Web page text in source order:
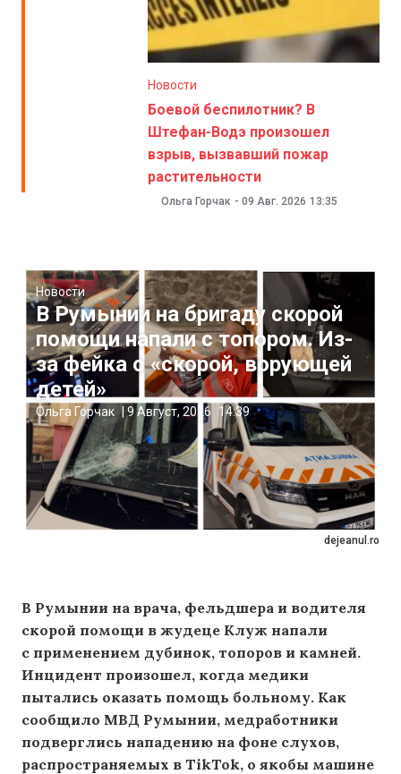
Новости
Боевой беспилотник? В
Штефан-Водэ произошел
взрыв, вызвавший пожар
растительности
Ольга Горчак - 09 Авг. 2026 13:35
dejeanul.ro
Новости
В Румынии на бригаду скорой
помощи напали с топором. Из-
за фейка о «скорой, ворующей
детей»
Ольга Горчак 9 Август, 2026 14:39
В Румынии на врача, фельдшера и водителя
скорой помощи в жудеце Клуж напали
с применением дубинок, топоров и камней.
Инцидент произошел, когда медики
пытались оказать помощь больному. Как
сообщило МВД Румынии, медработники
подверглись нападению на фоне слухов,
распространяемых в TikTok, о якобы машине